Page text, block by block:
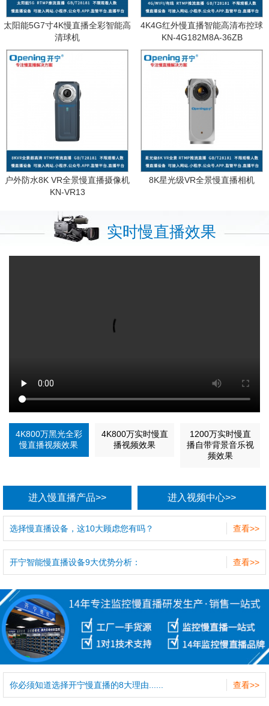
太阳能5G7寸4K慢直播全彩智能高
清球机
4K4G红外慢直播智能高清布控球
KN-4G182M8A-36ZB
户外防水8K VR全景慢直播摄像机
KN-VR13
8K星光级VR全景慢直播相机
实时慢直播效果
4K800万黑光全彩
慢直播视频效果
4K800万实时慢直
播视频效果
1200万实时慢直
播自带背景音乐视
频效果
进入慢直播产品>> 进入视频中心>>
查看>>
选择慢直播设备，这10大顾虑您有吗？
查看>>
开宁智能慢直播设备9大优势分析：
查看>>
你必须知道选择开宁慢直播的8大理由......